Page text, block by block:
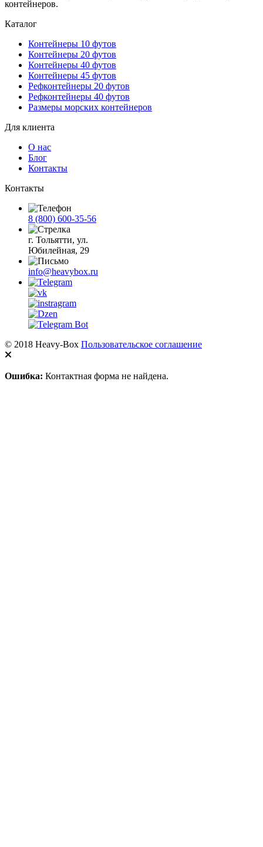
контейнеров.
Каталог
Контейнеры 10 футов
Контейнеры 20 футов
Контейнеры 40 футов
Контейнеры 45 футов
Рефконтейнеры 20 футов
Рефконтейнеры 40 футов
Размеры морских контейнеров
Для клиента
О нас
Блог
Контакты
Контакты
8 (800) 600-35-56
г. Тольятти, ул.
Юбилейная, 29
info@heavybox.ru
© 2018 Heavy-Box Пользовательское соглашение
Ошибка: Контактная форма не найдена.